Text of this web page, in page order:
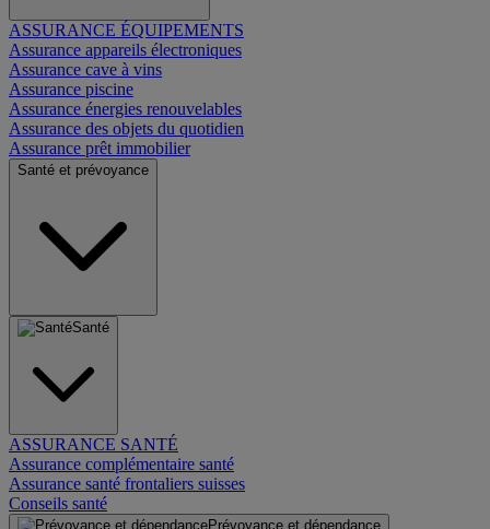
ASSURANCE ÉQUIPEMENTS
Assurance appareils électroniques
Assurance cave à vins
Assurance piscine
Assurance énergies renouvelables
Assurance des objets du quotidien
Assurance prêt immobilier
Santé et prévoyance
Santé
ASSURANCE SANTÉ
Assurance complémentaire santé
Assurance santé frontaliers suisses
Conseils santé
Prévoyance et dépendance